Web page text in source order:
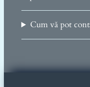
Cum vă pot